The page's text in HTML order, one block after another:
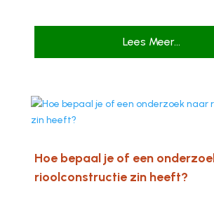
Lees Meer...
Hoe bepaal je of een
rioolconstructie zin heeft?